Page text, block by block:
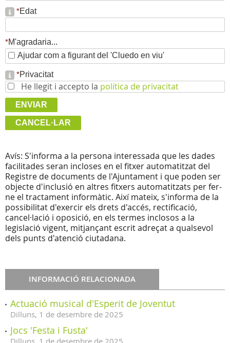
*Edat
*M'agradaria...
Ajudar com a figurant del 'Cluedo en viu'
*Privacitat
He llegit i accepto la política de privacitat
Avís: S'informa a la persona interessada que les dades
facilitades seran incloses en el fitxer automatitzat del
Registre de documents de l'Ajuntament i que poden ser
objecte d'inclusió en altres fitxers automatitzats per fer-
ne el tractament informàtic. Així mateix, s'informa de la
possibilitat d'exercir els drets d'accés, rectificació,
cancel·lació i oposició, en els termes inclosos a la
legislació vigent, mitjançant escrit adreçat a qualsevol
dels punts d'atenció ciutadana.
INFORMACIÓ RELACIONADA
Actuació musical d'Esperit de Joventut
Dilluns, 1 de desembre de 2025
Jocs 'Festa i Fusta'